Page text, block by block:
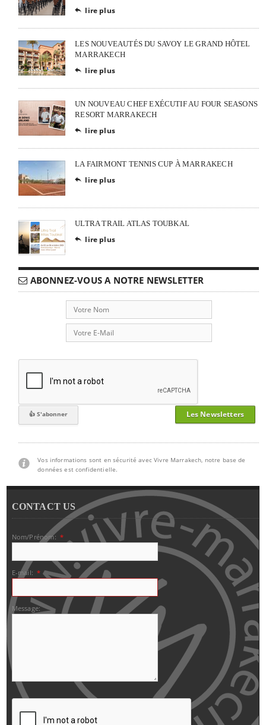
 lire plus
LES NOUVEAUTÉS DU SAVOY LE GRAND HÔTEL
MARRAKECH
 lire plus
UN NOUVEAU CHEF EXÉCUTIF AU FOUR SEASONS
RESORT MARRAKECH
 lire plus
LA FAIRMONT TENNIS CUP À MARRAKECH
 lire plus
ULTRA TRAIL ATLAS TOUBKAL
 lire plus
ABONNEZ-VOUS A NOTRE NEWSLETTER
Les Newsletters
Vos informations sont en sécurité avec Vivre Marrakech, notre base de
données est confidentielle.
CONTACT US
Nom/Prénom: *
E-mail: *
Message: